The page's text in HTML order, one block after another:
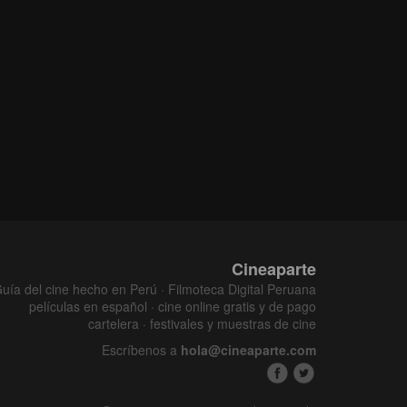
Cineaparte
del cine hecho en Perú · Filmoteca Digital Peruana
películas en español · cine online gratis y de pago
cartelera · festivales y muestras de cine
Escríbenos a hola@cineaparte.com